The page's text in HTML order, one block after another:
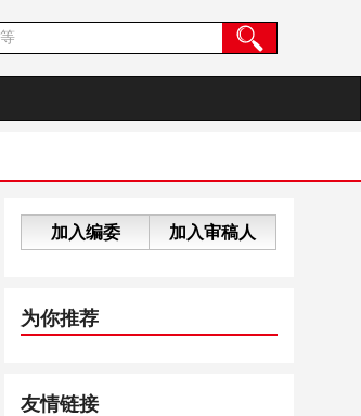
加入编委 加入审稿人
为你推荐
友情链接